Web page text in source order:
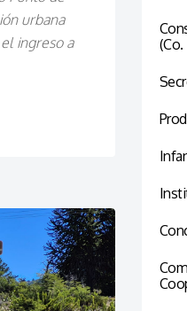
urbana
ingreso a
(Co.